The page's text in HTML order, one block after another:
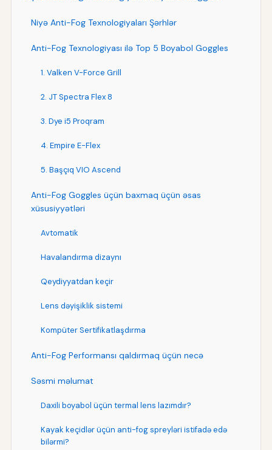
Niyə Anti-Fog Texnologiyaları Şərhlər
Anti-Fog Texnologiyası ilə Top 5 Boyabol Goggles
1. Valken V-Force Grill
2. JT Spectra Flex 8
3. Dye i5 Proqram
4. Empire E-Flex
5. Başçıq VIO Ascend
Anti-Fog Goggles üçün baxmaq üçün əsas
xüsusiyyətləri
Avtomatik
Havalandırma dizaynı
Qeydiyyatdan keçir
Lens dəyişiklik sistemi
Kompüter Sertifikatlaşdırma
Anti-Fog Performansı qaldırmaq üçün necə
Səsmi məlumat
Daxili boyabol üçün termal lens lazımdır?
Kayak keçidlər üçün anti-fog spreyləri istifadə edə
bilərmi?